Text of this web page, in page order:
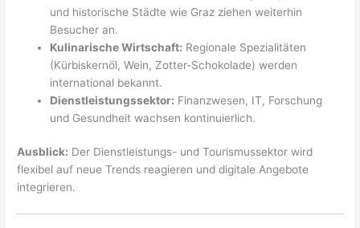
und historische Städte wie Graz ziehen weiterhin
Besucher an.
Kulinarische Wirtschaft: Regionale Spezialitäten
(Kürbiskernöl, Wein, Zotter-Schokolade) werden
international bekannt.
Dienstleistungssektor: Finanzwesen, IT, Forschung
und Gesundheit wachsen kontinuierlich.
Ausblick: Der Dienstleistungs- und Tourismussektor wird
flexibel auf neue Trends reagieren und digitale Angebote
integrieren.